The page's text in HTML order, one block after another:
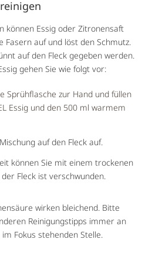
können Essig oder Zitronensaft
Fasern auf und löst den Schmutz.
auf den Fleck gegeben werden.
gehen Sie wie folgt vor:
Sprühflasche zur Hand und füllen
Essig und den 500 ml warmem
auf den Fleck auf.
können Sie mit einem trockenen
Fleck ist verschwunden.
wirken bleichend. Bitte
Reinigungstipps immer an
Fokus stehenden Stelle.